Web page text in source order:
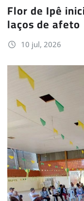
Flor de Ipê
laços de afeto
10 jul, 2026